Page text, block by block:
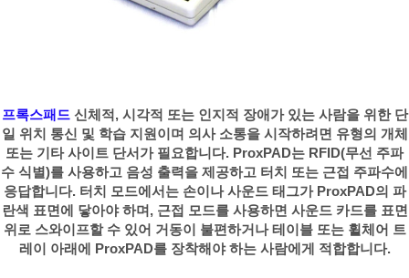
프록스패드 신체적, 시각적 또는 인지적 장애가 있는 사람을 위한 단
일 위치 통신 및 학습 지원이며 의사 소통을 시작하려면 유형의 개체
또는 기타 사이트 단서가 필요합니다. ProxPAD는 RFID(무선 주파
수 식별)를 사용하고 음성 출력을 제공하고 터치 또는 근접 주파수에
응답합니다. 터치 모드에서는 손이나 사운드 태그가 ProxPAD의 파
란색 표면에 닿아야 하며, 근접 모드를 사용하면 사운드 카드를 표면
위로 스와이프할 수 있어 거동이 불편하거나 테이블 또는 휠체어 트
레이 아래에 ProxPAD를 장착해야 하는 사람에게 적합합니다.